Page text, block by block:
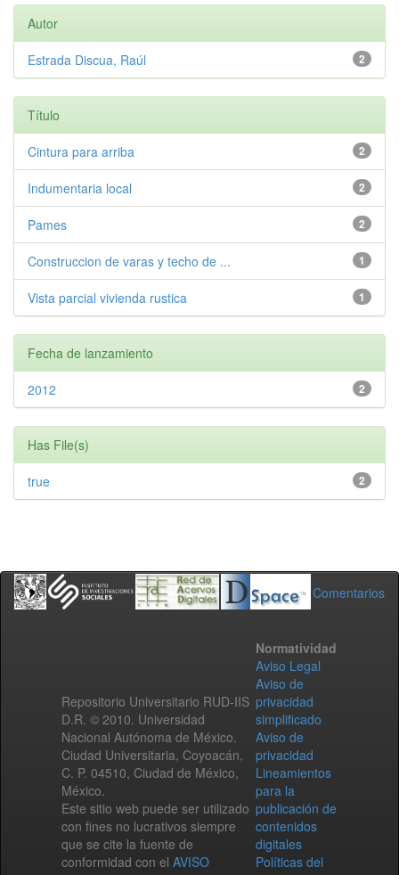
Autor
2
Estrada Discua, Raúl
Título
2
Cintura para arriba
2
Indumentaria local
2
Pames
1
Construccion de varas y techo de ...
1
Vista parcial vivienda rustica
Fecha de lanzamiento
2
2012
Has File(s)
2
true
Comentarios
Repositorio Universitario RUD-IIS
D.R. © 2010. Universidad
Nacional Autónoma de México.
Ciudad Universitaria, Coyoacán,
C. P. 04510, Ciudad de México,
México.
Este sitio web puede ser utilizado
con fines no lucrativos siempre
que se cite la fuente de
conformidad con el AVISO
Normatividad
Aviso Legal
Aviso de
privacidad
simplificado
Aviso de
privacidad
Lineamientos
para la
publicación de
contenidos
digitales
Políticas del